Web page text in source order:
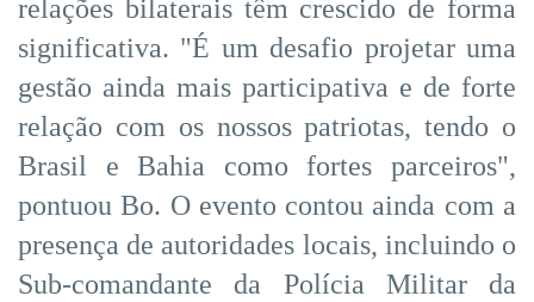
relações bilaterais têm crescido de forma
significativa. "É um desafio projetar uma
gestão ainda mais participativa e de forte
relação com os nossos patriotas, tendo o
Brasil e Bahia como fortes parceiros",
pontuou Bo. O evento contou ainda com a
presença de autoridades locais, incluindo o
Sub-comandante da Polícia Militar da